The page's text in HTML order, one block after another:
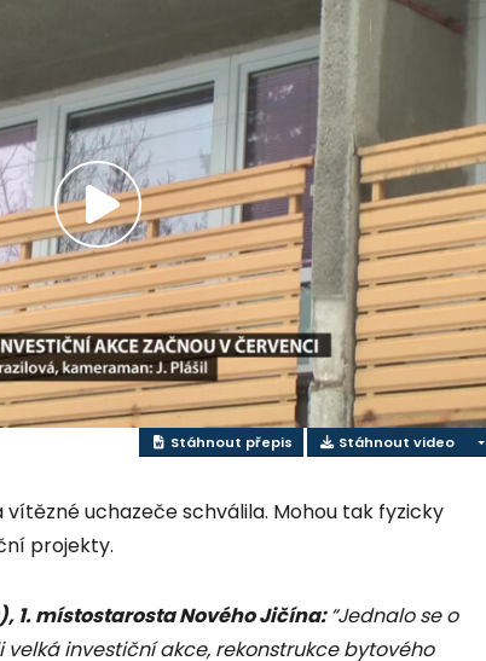
Přehrát
video
Stáhnout přepis Stáhnout video
vítězné uchazeče schválila. Mohou tak fyzicky
projekty.
1. místostarosta Nového Jičína:“Jednalo se o
velká investiční akce, rekonstrukce bytového